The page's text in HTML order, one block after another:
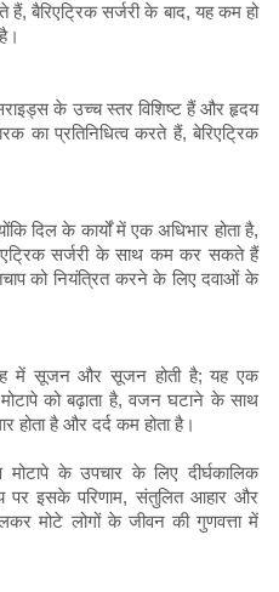
बैरिएट्रिक सर्जरी के बाद, यह कम हो
के उच्च स्तर विशिष्ट हैं और हृदय
का प्रतिनिधित्व करते हैं, बेरिएट्रिक
दिल के कार्यों में एक अधिभार होता है,
सर्जरी के साथ कम कर सकते हैं
को नियंत्रित करने के लिए दवाओं के
में सूजन और सूजन होती है; यह एक
को बढ़ाता है, वजन घटाने के साथ
होता है और दर्द कम होता है।
के उपचार के लिए दीर्घकालिक
पर इसके परिणाम, संतुलित आहार और
मोटे लोगों के जीवन की गुणवत्ता में